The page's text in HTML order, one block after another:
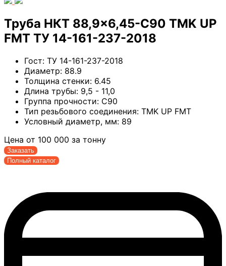
Труба НКТ 88,9×6,45-С90 TMK UP
FMT ТУ 14-161-237-2018
Гост: ТУ 14-161-237-2018
Диаметр: 88.9
Толщина стенки: 6.45
Длина трубы: 9,5 - 11,0
Группа прочности: С90
Тип резьбового соединения: TMK UP FMT
Условный диаметр, мм: 89
Цена от 100 000 за тонну
Заказать
Полный каталог